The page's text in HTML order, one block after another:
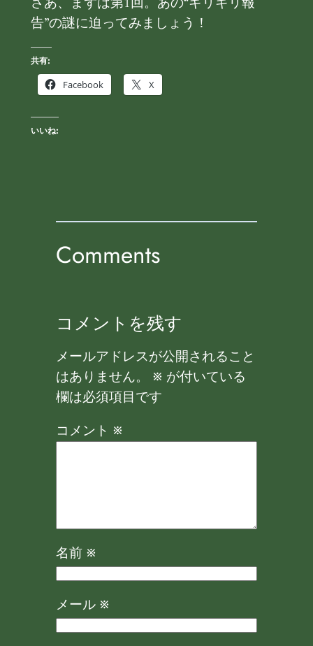
告”の謎に迫ってみましょう！
共有:
Facebook
X
いいね:
Comments
コメントを残す
メールアドレスが公開されること
はありません。
※ が付いている
欄は必須項目です
コメント ※
名前 ※
メール ※